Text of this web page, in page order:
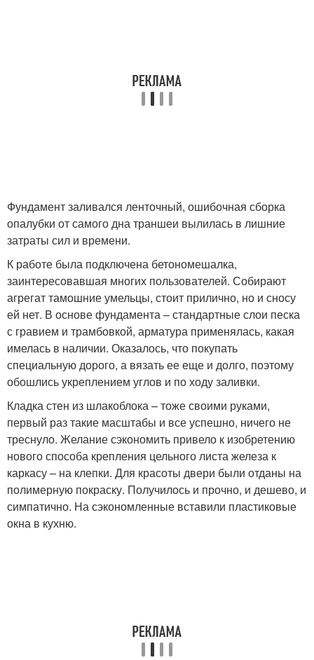
Фундамент заливался ленточный, ошибочная сборка
опалубки от самого дна траншеи вылилась в лишние
затраты сил и времени.
К работе была подключена бетономешалка,
заинтересовавшая многих пользователей. Собирают
агрегат тамошние умельцы, стоит прилично, но и сносу
ей нет. В основе фундамента – стандартные слои песка
с гравием и трамбовкой, арматура применялась, какая
имелась в наличии. Оказалось, что покупать
специальную дорого, а вязать ее еще и долго, поэтому
обошлись укреплением углов и по ходу заливки.
Кладка стен из шлакоблока – тоже своими руками,
первый раз такие масштабы и все успешно, ничего не
треснуло. Желание сэкономить привело к изобретению
нового способа крепления цельного листа железа к
каркасу – на клепки. Для красоты двери были отданы на
полимерную покраску. Получилось и прочно, и дешево, и
симпатично. На сэкономленные вставили пластиковые
окна в кухню.